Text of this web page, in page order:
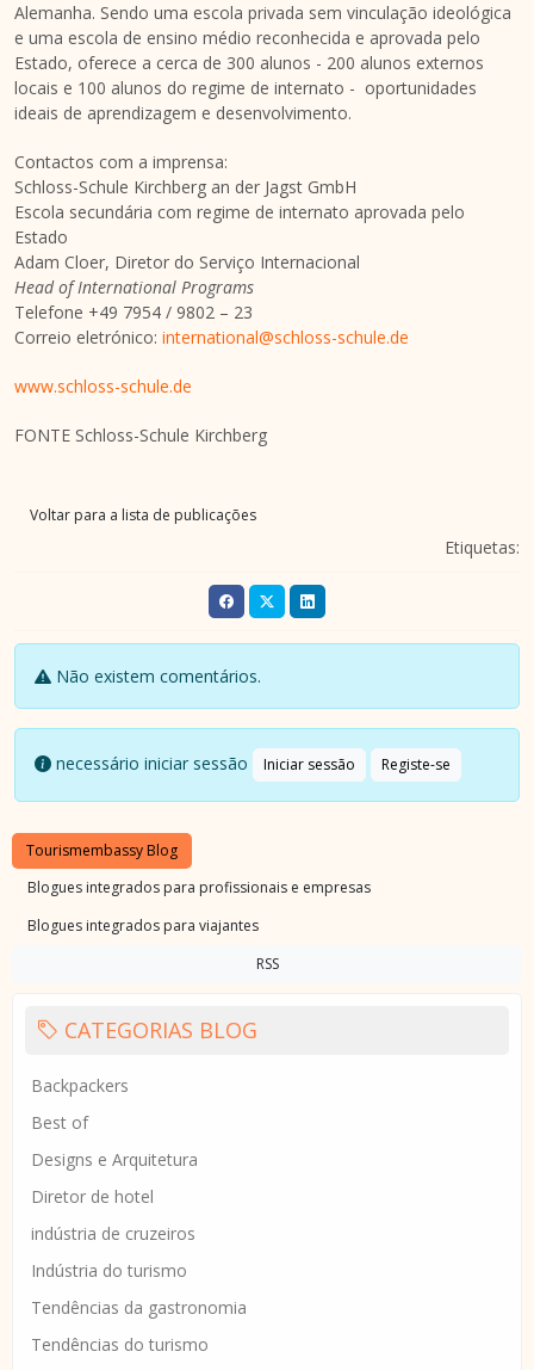
Alemanha. Sendo uma escola privada sem vinculação ideológica
e uma escola de ensino médio reconhecida e aprovada pelo
Estado, oferece a cerca de 300 alunos - 200 alunos externos
locais e 100 alunos do regime de internato - oportunidades
ideais de aprendizagem e desenvolvimento.
Contactos com a imprensa:
Schloss-Schule Kirchberg an der Jagst GmbH
Escola secundária com regime de internato aprovada pelo
Estado
Adam Cloer, Diretor do Serviço Internacional
Head of International Programs
Telefone +49 7954 / 9802 – 23
Correio eletrónico: international@schloss-schule.de
www.schloss-schule.de
FONTE Schloss-Schule Kirchberg
Voltar para a lista de publicações
Etiquetas:
Não existem comentários.
necessário iniciar sessão Iniciar sessão Registe-se
Tourismembassy Blog
Blogues integrados para profissionais e empresas
Blogues integrados para viajantes
RSS
CATEGORIAS BLOG
Backpackers
Best of
Designs e Arquitetura
Diretor de hotel
indústria de cruzeiros
Indústria do turismo
Tendências da gastronomia
Tendências do turismo